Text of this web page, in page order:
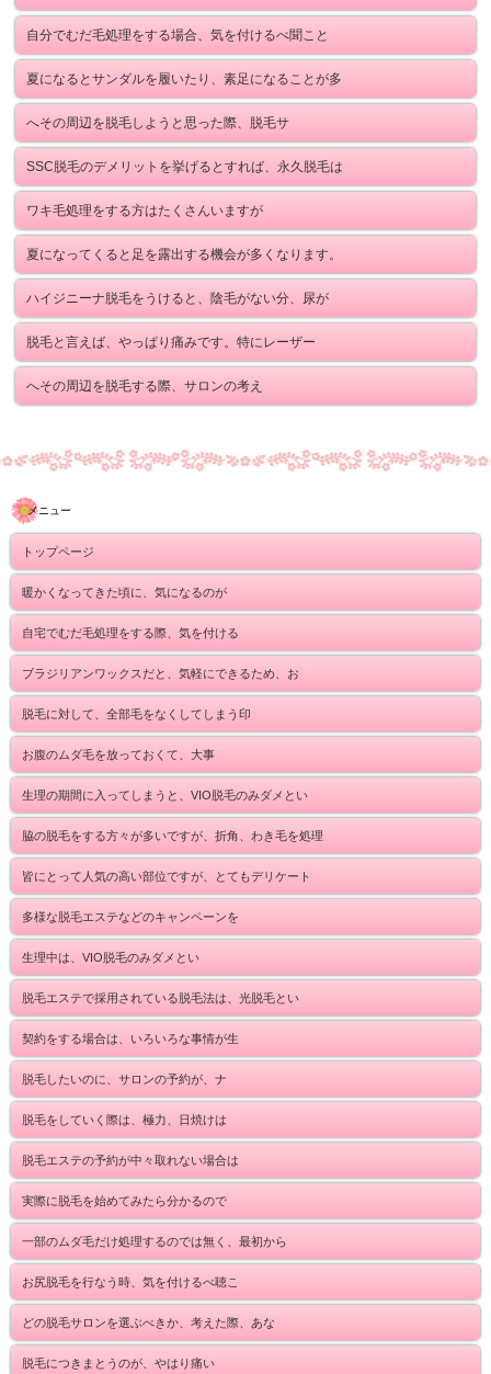
自分でむだ毛処理をする場合、気を付けるべ聞こと
夏になるとサンダルを履いたり、素足になることが多
へその周辺を脱毛しようと思った際、脱毛サ
SSC脱毛のデメリットを挙げるとすれば、永久脱毛は
ワキ毛処理をする方はたくさんいますが
夏になってくると足を露出する機会が多くなります。
ハイジニーナ脱毛をうけると、陰毛がない分、尿が
脱毛と言えば、やっぱり痛みです。特にレーザー
へその周辺を脱毛する際、サロンの考え
メニュー
トップページ
暖かくなってきた頃に、気になるのが
自宅でむだ毛処理をする際、気を付ける
ブラジリアンワックスだと、気軽にできるため、お
脱毛に対して、全部毛をなくしてしまう印
お腹のムダ毛を放っておくて、大事
生理の期間に入ってしまうと、VIO脱毛のみダメとい
脇の脱毛をする方々が多いですが、折角、わき毛を処理
皆にとって人気の高い部位ですが、とてもデリケート
多様な脱毛エステなどのキャンペーンを
生理中は、VIO脱毛のみダメとい
脱毛エステで採用されている脱毛法は、光脱毛とい
契約をする場合は、いろいろな事情が生
脱毛したいのに、サロンの予約が、ナ
脱毛をしていく際は、極力、日焼けは
脱毛エステの予約が中々取れない場合は
実際に脱毛を始めてみたら分かるので
一部のムダ毛だけ処理するのでは無く、最初から
お尻脱毛を行なう時、気を付けるべ聴こ
どの脱毛サロンを選ぶべきか、考えた際、あな
脱毛につきまとうのが、やはり痛い